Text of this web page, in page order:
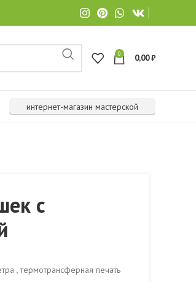
0 0,00₽
интернет-магазин мастерской
с
,термотрансферная печать